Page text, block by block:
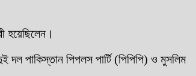
হয়েছিলেন।
দল পাকিস্তান পিপলস পার্টি (পিপিপি) ও মুসলিম